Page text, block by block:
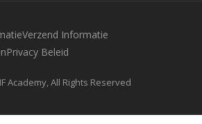
Verzend Informatie
Privacy Beleid
Academy, All Rights Reserved